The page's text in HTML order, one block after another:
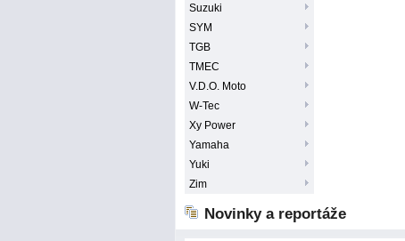
Suzuki
SYM
TGB
TMEC
V.D.O. Moto
W-Tec
Xy Power
Yamaha
Yuki
Zim
Novinky a reportáže